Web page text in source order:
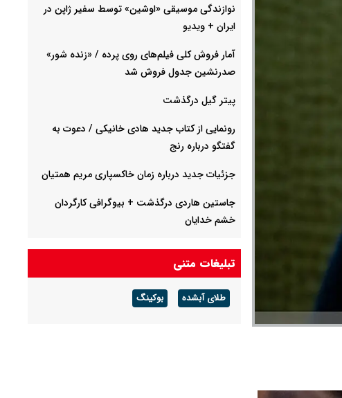
نوازندگی موسیقی «اوشین» توسط سفیر ژاپن در
ایران + ویدیو
آمار فروش کلی فیلم‌های روی پرده / «زنده شور»
صدرنشین جدول فروش شد
پیتر گیل درگذشت
رونمایی از کتاب جدید هادی خانیکی / دعوت به
گفتگو درباره رنج
جزئیات جدید درباره زمان خاکسپاری مریم همتیان
جاستین هاردی درگذشت + بیوگرافی کارگردان
خشم خدایان
آهنگ رضا صادقی برای اربعین
تبلیغات متنی
طلای آبشده بوکینگ